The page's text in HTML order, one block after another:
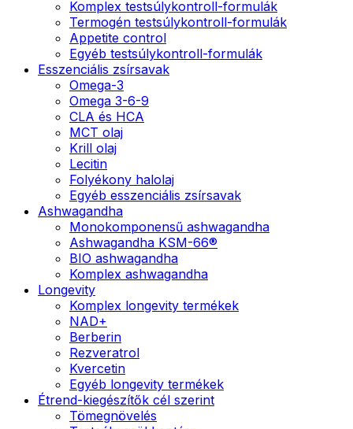
Komplex testsúlykontroll-formulák
Termogén testsúlykontroll-formulák
Appetite control
Egyéb testsúlykontroll-formulák
Esszenciális zsírsavak
Omega-3
Omega 3-6-9
CLA és HCA
MCT olaj
Krill olaj
Lecitin
Folyékony halolaj
Egyéb esszenciális zsírsavak
Ashwagandha
Monokomponensű ashwagandha
Ashwagandha KSM-66®
BIO ashwagandha
Komplex ashwagandha
Longevity
Komplex longevity termékek
NAD+
Berberin
Rezveratrol
Kvercetin
Egyéb longevity termékek
Étrend-kiegészítők cél szerint
Tömegnövelés